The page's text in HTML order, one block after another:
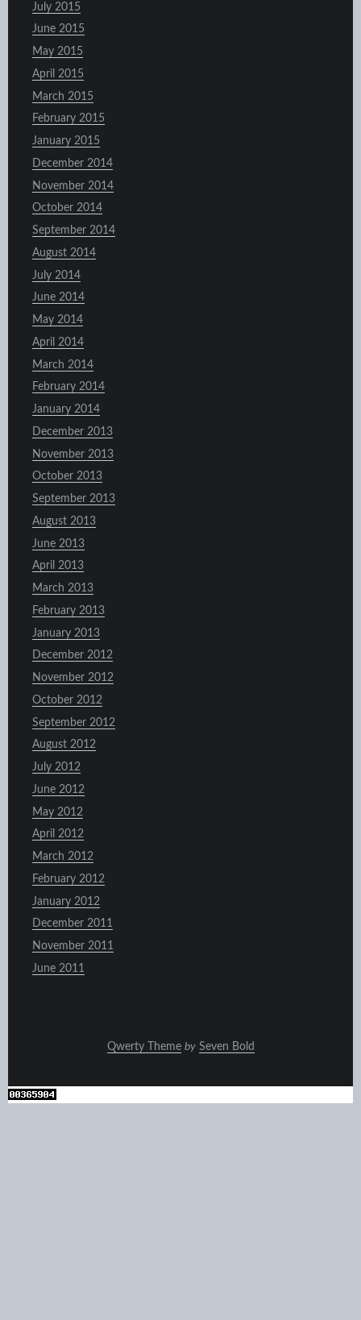
July 2015
June 2015
May 2015
April 2015
March 2015
February 2015
January 2015
December 2014
November 2014
October 2014
September 2014
August 2014
July 2014
June 2014
May 2014
April 2014
March 2014
February 2014
January 2014
December 2013
November 2013
October 2013
September 2013
August 2013
June 2013
April 2013
March 2013
February 2013
January 2013
December 2012
November 2012
October 2012
September 2012
August 2012
July 2012
June 2012
May 2012
April 2012
March 2012
February 2012
January 2012
December 2011
November 2011
June 2011
Qwerty Theme by Seven Bold